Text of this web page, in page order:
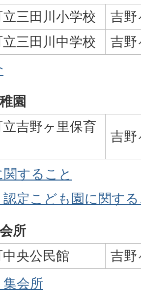
三田川小学校
吉野
三田川中学校
吉野
園
吉野ヶ里保育
吉野
すること
認定こども園に関す
所
央公民館
吉野
会所